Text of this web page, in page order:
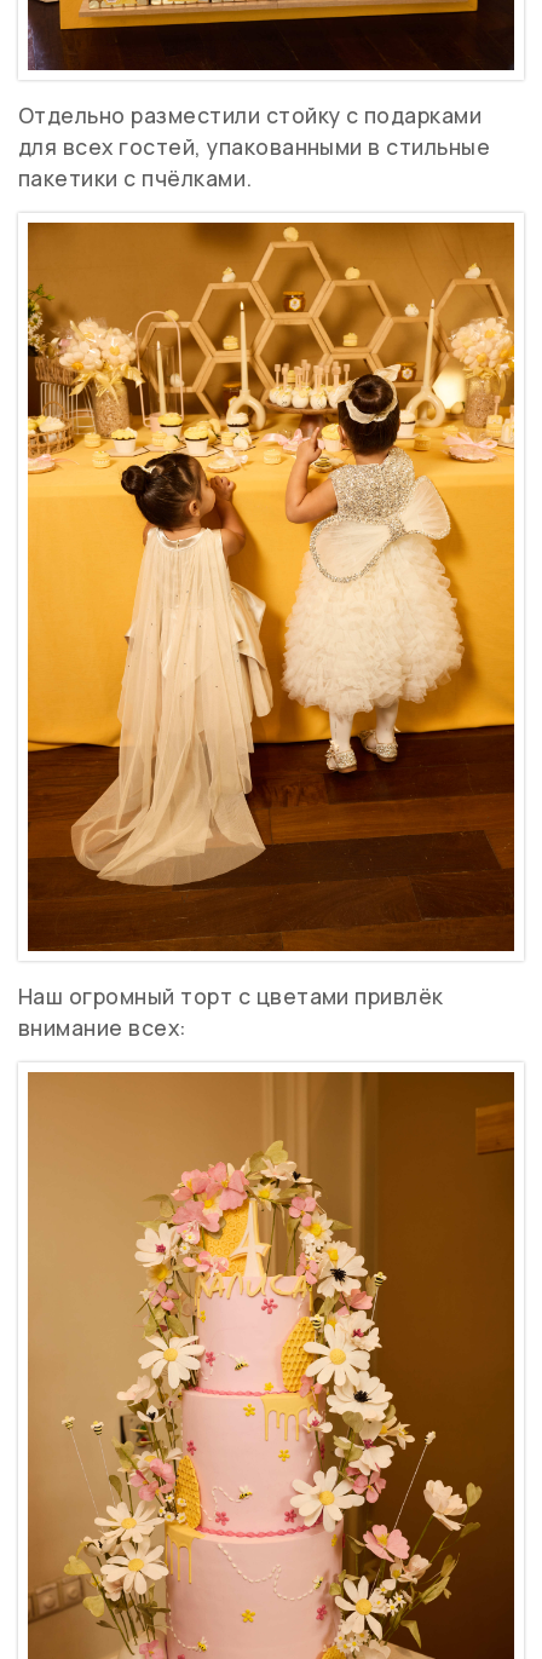
Отдельно разместили стойку с подарками
для всех гостей, упакованными в стильные
пакетики с пчёлками.
Наш огромный торт с цветами привлёк
внимание всех: